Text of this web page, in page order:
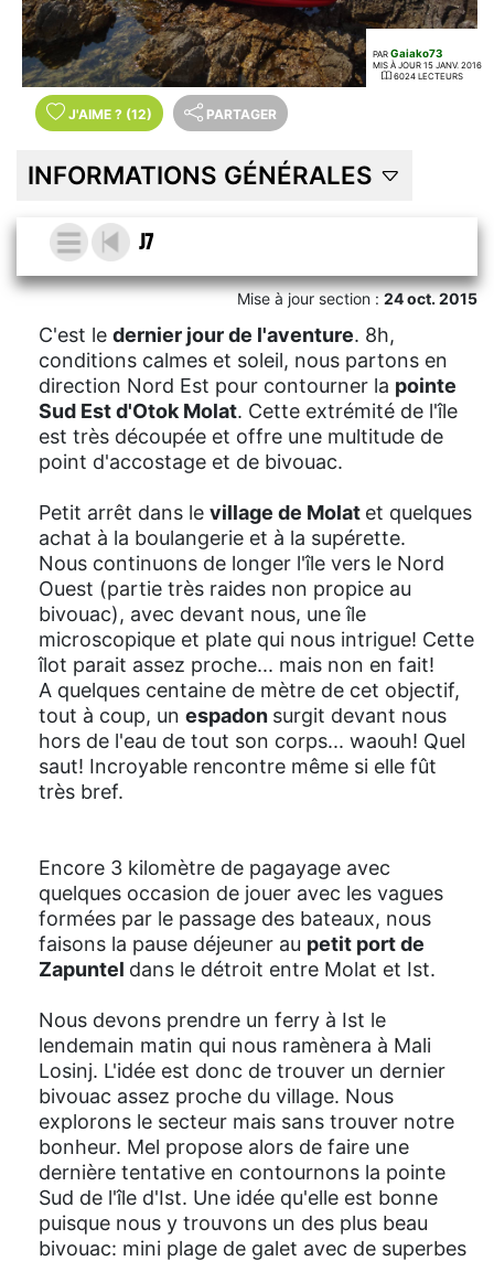
PAR Gaiako73
MIS À JOUR 15 JANV. 2016
6024 LECTEURS
J'AIME ? (12) PARTAGER
INFORMATIONS GÉNÉRALES
J7
Mise à jour section :24 oct. 2015
C'est le dernier jour de l'aventure. 8h,
conditions calmes et soleil, nous partons en
direction Nord Est pour contourner la pointe
Sud Est d'Otok Molat. Cette extrémité de l'île
est très découpée et offre une multitude de
point d'accostage et de bivouac.
Petit arrêt dans le village de Molat et quelques
achat à la boulangerie et à la supérette.
Nous continuons de longer l'île vers le Nord
Ouest (partie très raides non propice au
bivouac), avec devant nous, une île
microscopique et plate qui nous intrigue! Cette
îlot parait assez proche... mais non en fait!
A quelques centaine de mètre de cet objectif,
tout à coup, un espadon surgit devant nous
hors de l'eau de tout son corps... waouh! Quel
saut! Incroyable rencontre même si elle fût
très bref.
Encore 3 kilomètre de pagayage avec
quelques occasion de jouer avec les vagues
formées par le passage des bateaux, nous
faisons la pause déjeuner au petit port de
Zapuntel dans le détroit entre Molat et Ist.
Nous devons prendre un ferry à Ist le
lendemain matin qui nous ramènera à Mali
Losinj. L'idée est donc de trouver un dernier
bivouac assez proche du village. Nous
explorons le secteur mais sans trouver notre
bonheur. Mel propose alors de faire une
dernière tentative en contournons la pointe
Sud de l'île d'Ist. Une idée qu'elle est bonne
puisque nous y trouvons un des plus beau
bivouac: mini plage de galet avec de superbes